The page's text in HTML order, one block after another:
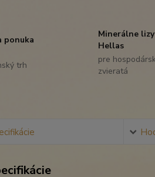
ponuka
trh
Minerálne
Hellas
pre
zvieratá